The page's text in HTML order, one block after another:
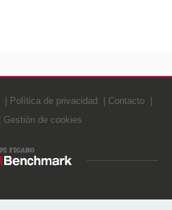
Política de privacidad
Contacto
Gestión de cookies